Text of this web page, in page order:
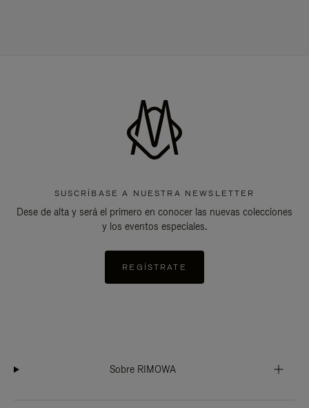
SUSCRÍBASE A NUESTRA NEWSLETTER
Dese de alta y será el primero en conocer las nuevas colecciones
y los eventos especiales.
REGÍSTRATE
Sobre RIMOWA